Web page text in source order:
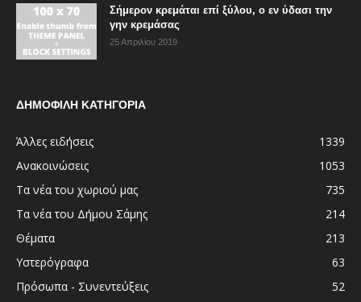
Σήμερον κρεμάται επί ξύλου, ο εν ύδασι την
γην κρεμάσας
25 Απριλίου 2019
ΔΗΜΟΦΙΛΗ ΚΑΤΗΓΟΡΙΑ
Άλλες ειδήσεις
1339
Ανακοινώσεις
1053
Τα νέα του χωριού μας
735
Τα νέα του Δήμου Σάμης
214
Θέματα
213
Υστερόγραφα
63
Πρόσωπα - Συνεντεύξεις
52